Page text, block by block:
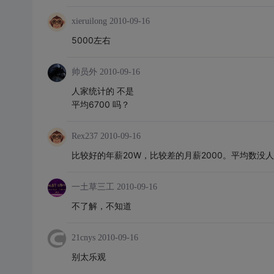
xieruilong 2010-09-16
5000左右
帅员外 2010-09-16
人家统计的 不是
平均6700 吗？
Rex237 2010-09-16
比较好的年薪20W，比较差的月薪2000。平均数没
一土草三工 2010-09-16
不了解，不知道
21cnys 2010-09-16
别太乐观